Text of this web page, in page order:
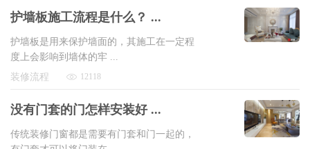
护墙板施工流程是什么？ ...
护墙板是用来保护墙面的，其施工在一定程
度上会影响到墙体的牢 ...
装修流程
12118
没有门套的门怎样安装好 ...
传统装修门窗都是需要有门套和门一起的，